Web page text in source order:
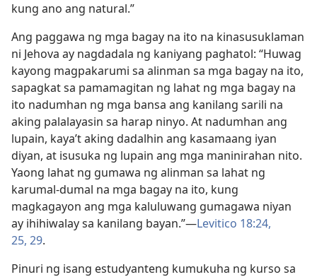
kung ano ang natural.”
Ang paggawa ng mga bagay na ito na kinasusuklaman
ni Jehova ay nagdadala ng kaniyang paghatol: “Huwag
kayong magpakarumi sa alinman sa mga bagay na ito,
sapagkat sa pamamagitan ng lahat ng mga bagay na
ito nadumhan ng mga bansa ang kanilang sarili na
aking palalayasin sa harap ninyo. At nadumhan ang
lupain, kaya’t aking dadalhin ang kasamaang iyan
diyan, at isusuka ng lupain ang mga maninirahan nito.
Yaong lahat ng gumawa ng alinman sa lahat ng
karumal-dumal na mga bagay na ito, kung
magkagayon ang mga kaluluwang gumagawa niyan
ay ihihiwalay sa kanilang bayan.”​—Levitico 18:24,
25, 29.
Pinuri ng isang estudyanteng kumukuha ng kurso sa